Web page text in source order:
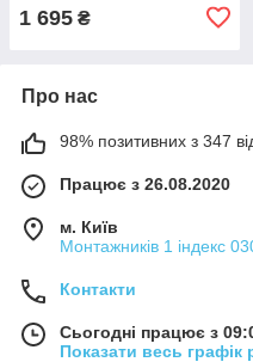
1 695 ₴
Про нас
98% позитивних з 347
Працює з 26.08.2020
м. Київ
Монтажників 1 індекс
Контакти
Сьогодні працює з
Показати весь графік